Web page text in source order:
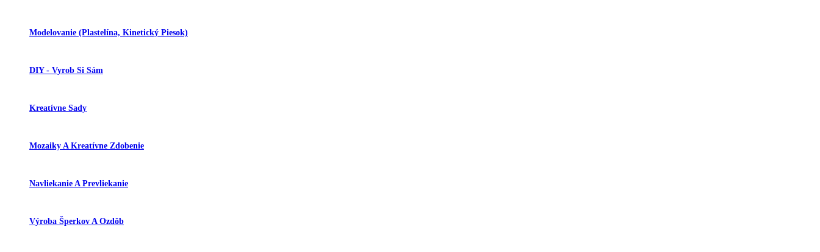
Modelovanie (plastelína, Kinetický Piesok)
DIY - Vyrob Si Sám
Kreatívne Sady
Mozaiky A Kreatívne Zdobenie
Navliekanie A Prevliekanie
Výroba Šperkov A Ozdôb